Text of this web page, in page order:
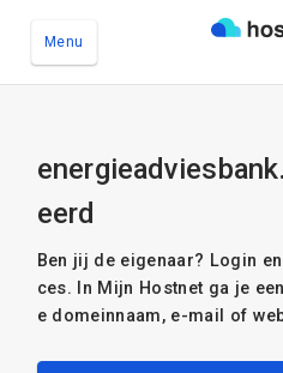
Menu
eerd
Ben jij de eigenaar? Login
ces. In Mijn Hostnet ga je
e domeinnaam, e-mail of